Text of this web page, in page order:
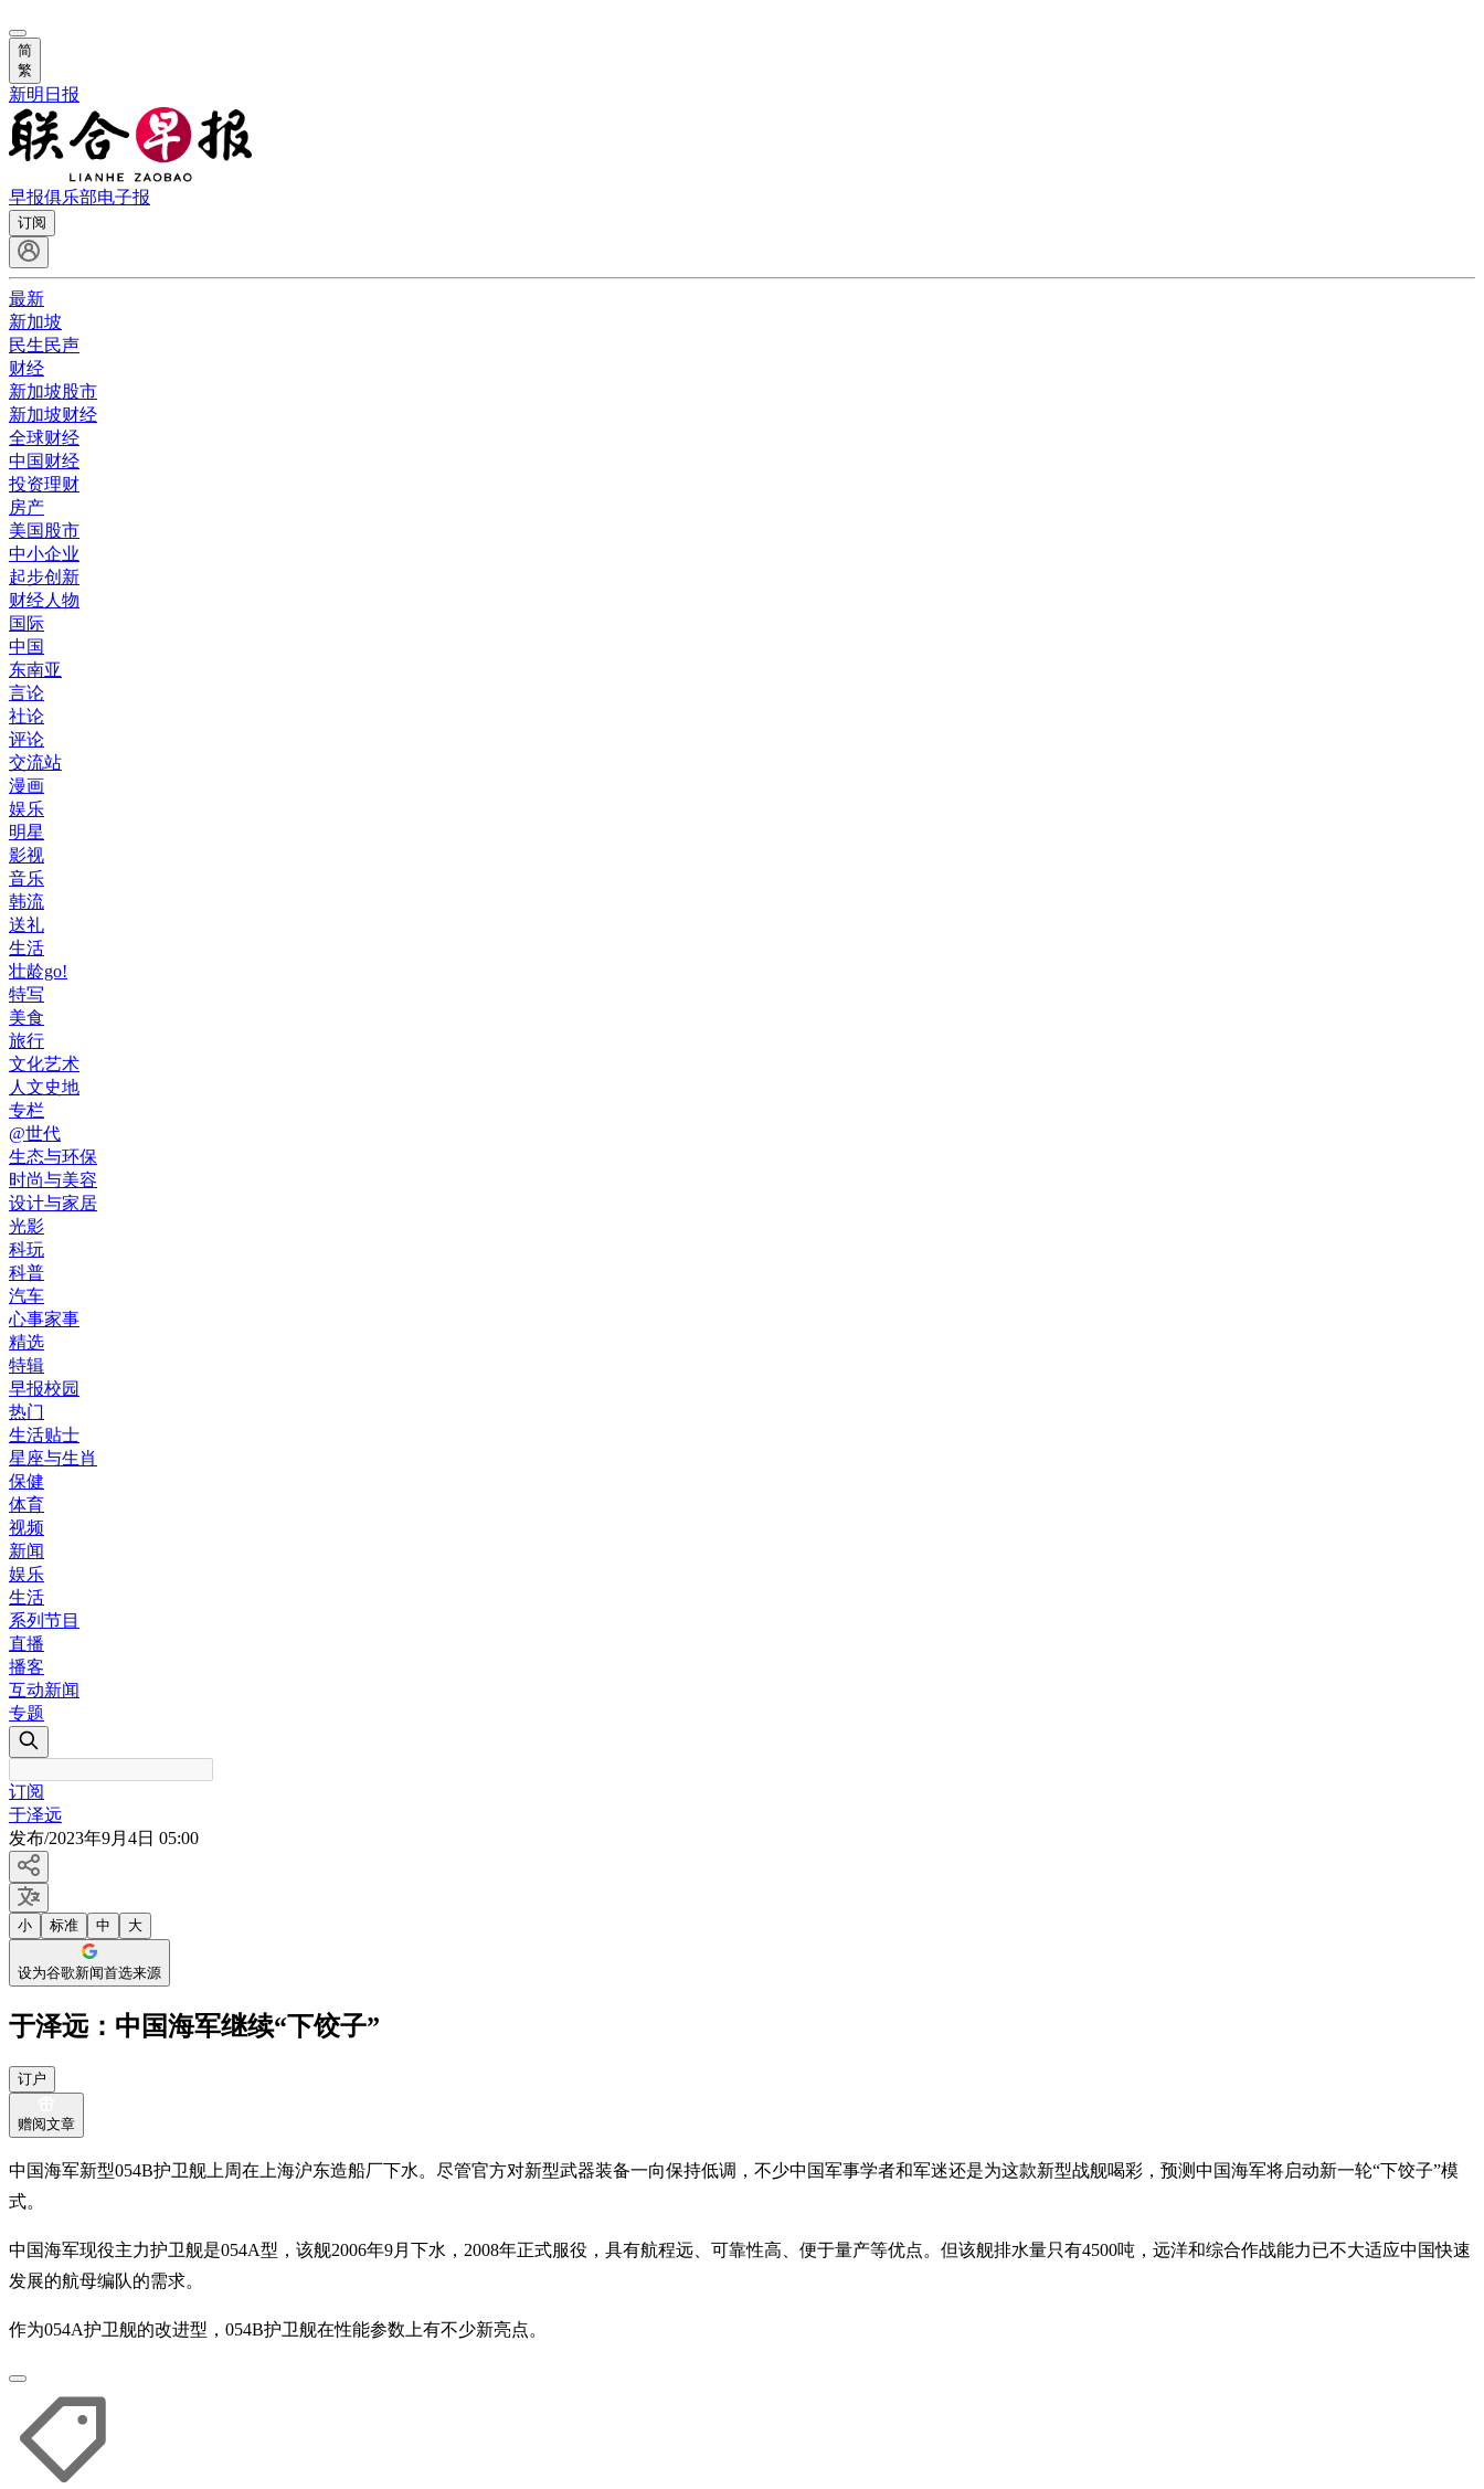
简
繁
新明日报
早报俱乐部电子报
订阅
最新
新加坡
民生民声
财经
新加坡股市
新加坡财经
全球财经
中国财经
投资理财
房产
美国股市
中小企业
起步创新
财经人物
国际
中国
东南亚
言论
社论
评论
交流站
漫画
娱乐
明星
影视
音乐
韩流
送礼
生活
壮龄go!
特写
美食
旅行
文化艺术
人文史地
专栏
@世代
生态与环保
时尚与美容
设计与家居
光影
科玩
科普
汽车
心事家事
精选
特辑
早报校园
热门
生活贴士
星座与生肖
保健
体育
视频
新闻
娱乐
生活
系列节目
直播
播客
互动新闻
专题
订阅
于泽远
发布/2023年9月4日 05:00
小 标准 中 大
设为谷歌新闻首选来源
于泽远：中国海军继续“下饺子”
订户
赠阅文章
中国海军新型054B护卫舰上周在上海沪东造船厂下水。尽管官方对新型武器装备一向保持低调，不少中国军事学者和军迷还是为这款新型战舰喝彩，预测中国海军将启动新一轮“下饺子”模
式。
中国海军现役主力护卫舰是054A型，该舰2006年9月下水，2008年正式服役，具有航程远、可靠性高、便于量产等优点。但该舰排水量只有4500吨，远洋和综合作战能力已不大适应中国快速
发展的航母编队的需求。
作为054A护卫舰的改进型，054B护卫舰在性能参数上有不少新亮点。